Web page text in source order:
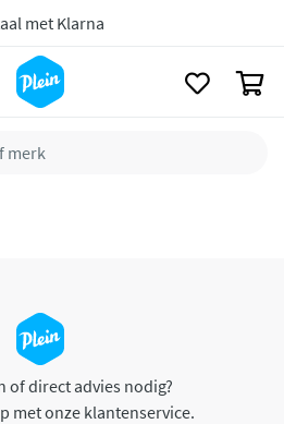
met Klarna
of direct advies nodig?
met onze klantenservice.